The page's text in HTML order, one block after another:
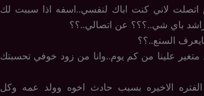
اتصلت لاني كنت اباك لنفسي..اسفه اذا سببت لك
باي شي..؟؟؟ عن اتصالي..؟؟
السنع..؟؟
علينا من كم يوم..وانا من زود خوفي تحسبتك
الاخيره بسبب حادث اخوه وولد عمه وكل